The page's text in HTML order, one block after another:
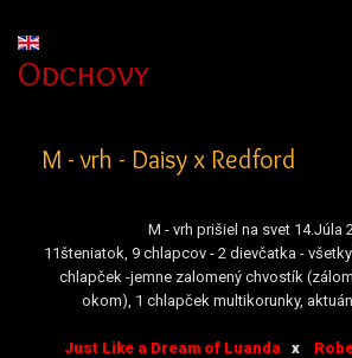
Vyberte váš jazyk
Odchovy
M - vrh - Daisy x Redford
M - vrh prišiel na svet 14.Júla
11šteniatok, 9 chlapcov - 2 dievčatka -
chlapček -jemne zalomený chvostík
okom), 1 chlapček multikorunky,
Just Like a Dream of Luanda x